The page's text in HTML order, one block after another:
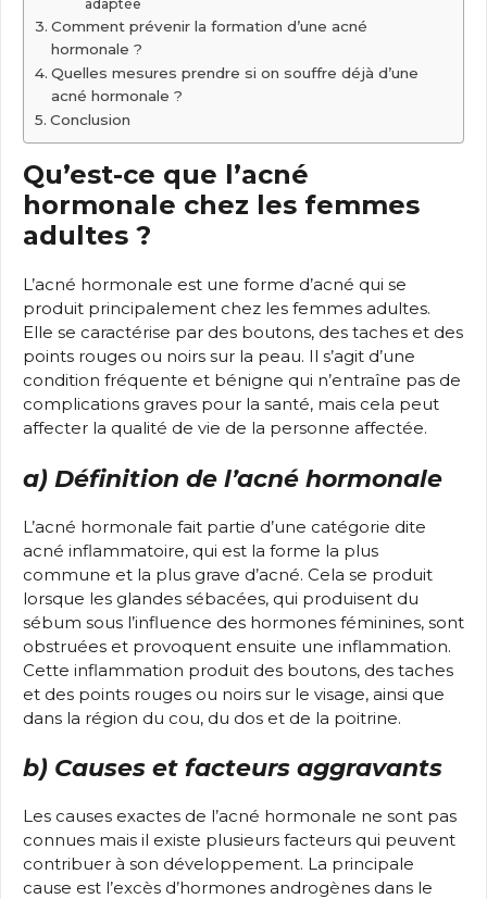
adaptée
Comment prévenir la formation d’une acné
hormonale ?
Quelles mesures prendre si on souffre déjà d’une
acné hormonale ?
Conclusion
Qu’est-ce que l’acné
hormonale chez les femmes
adultes ?
L’acné hormonale est une forme d’acné qui se
produit principalement chez les femmes adultes.
Elle se caractérise par des boutons, des taches et des
points rouges ou noirs sur la peau. Il s’agit d’une
condition fréquente et bénigne qui n’entraîne pas de
complications graves pour la santé, mais cela peut
affecter la qualité de vie de la personne affectée.
a) Définition de l’acné hormonale
L’acné hormonale fait partie d’une catégorie dite
acné inflammatoire, qui est la forme la plus
commune et la plus grave d’acné. Cela se produit
lorsque les glandes sébacées, qui produisent du
sébum sous l’influence des hormones féminines, sont
obstruées et provoquent ensuite une inflammation.
Cette inflammation produit des boutons, des taches
et des points rouges ou noirs sur le visage, ainsi que
dans la région du cou, du dos et de la poitrine.
b) Causes et facteurs aggravants
Les causes exactes de l’acné hormonale ne sont pas
connues mais il existe plusieurs facteurs qui peuvent
contribuer à son développement. La principale
cause est l’excès d’hormones androgènes dans le